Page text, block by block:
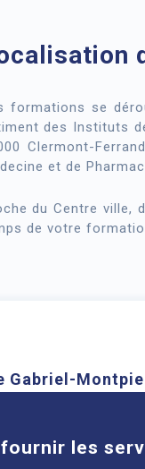
formations se
des Instituts
Clermont-
et de
du Centre ville,
de votre
Gabriel-
les